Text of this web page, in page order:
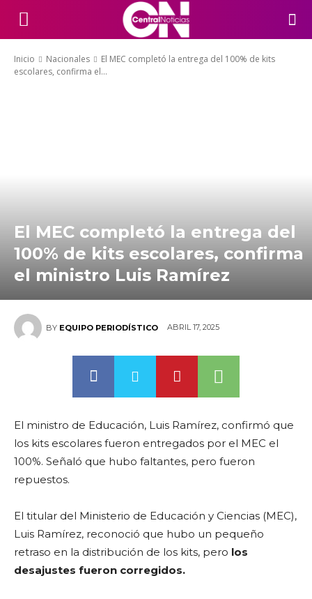
Inicio Nacionales
El MEC completó la entrega del 100% de kits
escolares, confirma el...
El MEC completó la entrega del
100% de kits escolares, confirma
el ministro Luis Ramírez
BY EQUIPO PERIODÍSTICO ABRIL 17, 2025
El ministro de Educación, Luis Ramírez, confirmó que
los kits escolares fueron entregados por el MEC el
100%. Señaló que hubo faltantes, pero fueron
repuestos.
El titular del Ministerio de Educación y Ciencias (MEC),
Luis Ramírez, reconoció que hubo un pequeño
retraso en la distribución de los kits, pero los
desajustes fueron corregidos.